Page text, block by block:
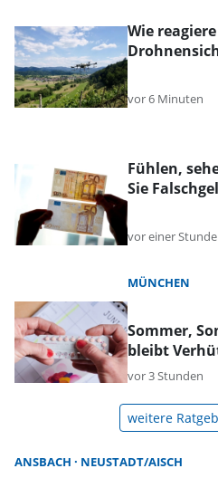
Wie
vor 6 Minuten
Fühlen,
Sie
vor einer Stunde
MÜNCHEN
Sommer,
bleibt
vor 3 Stunden
weitere
ANSBACH NEUSTADT/AISCH